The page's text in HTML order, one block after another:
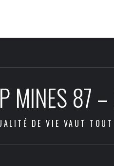
MINES 87
DE VIE VAUT